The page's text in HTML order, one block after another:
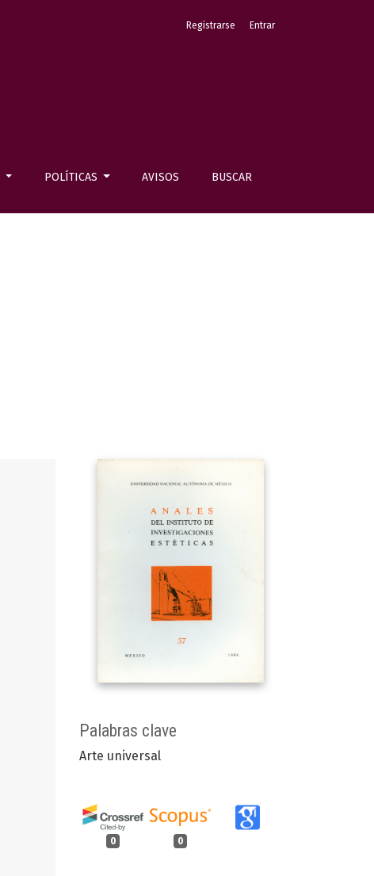
POLÍTICAS AVISOS BUSCAR
Registrarse Entrar
Palabras clave
Arte universal
0 0